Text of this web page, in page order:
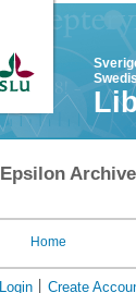
Epsilon
Home
Login Create